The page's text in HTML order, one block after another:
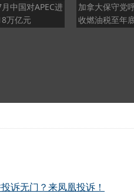
中国对APEC进
万亿元
加拿大保守党
收燃油税至年
诉无门？来凤凰投诉！